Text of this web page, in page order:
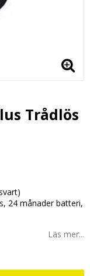
Trådlös
24 månader batteri,
Läs mer...